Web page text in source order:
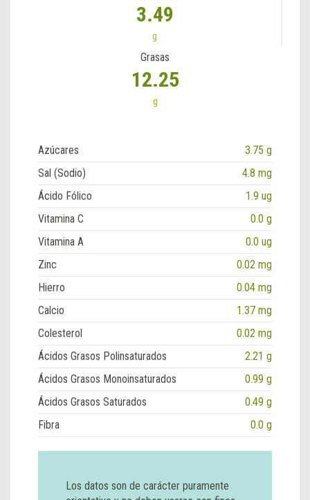
3.49
g
Grasas
12.25
g
Azúcares
3.75 g
Sal (Sodio)
4.8 mg
Ácido Fólico
1.9 ug
Vitamina C
0.0 g
Vitamina A
0.0 ug
Zinc
0.02 mg
Hierro
0.04 mg
Calcio
1.37 mg
Colesterol
0.02 mg
Ácidos Grasos Polinsaturados
2.21 g
Ácidos Grasos Monoinsaturados
0.99 g
Ácidos Grasos Saturados
0.49 g
Fibra
0.0 g
Los datos son de carácter puramente